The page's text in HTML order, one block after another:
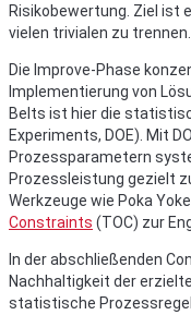
Risikobewertung. Ziel ist
vielen trivialen zu trennen.
Die Improve-Phase
Implementierung von
Belts ist hier die
Experiments, DOE). Mit
Prozessparametern
Prozessleistung gezielt
Werkzeuge wie Poka
Constraints (TOC) zur
In der abschließenden
Nachhaltigkeit der
statistische